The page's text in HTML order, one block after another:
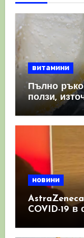
витамини
Пълно
ползи,
имунната
новини
COVID-19 в
като
КРЪВНИ